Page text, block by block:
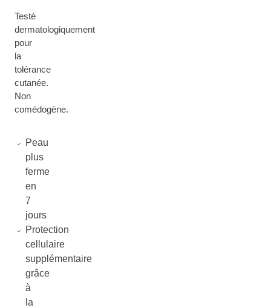
Testé
dermatologiquement
pour
la
tolérance
cutanée.
Non
comédogène.
Peau
plus
ferme
en
7
jours
Protection
cellulaire
supplémentaire
grâce
à
la